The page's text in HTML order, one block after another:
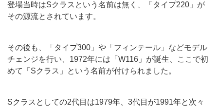
登場当時はSクラスという名前は無く、「タイプ220」が
その源流とされています。
その後も、「タイプ300」や「フィンテール」などモデル
チェンジを行い、1972年には「W116」が誕生、ここで初
めて「Sクラス」という名前が付けられました。
Sクラスとしての2代目は1979年、3代目が1991年と次々